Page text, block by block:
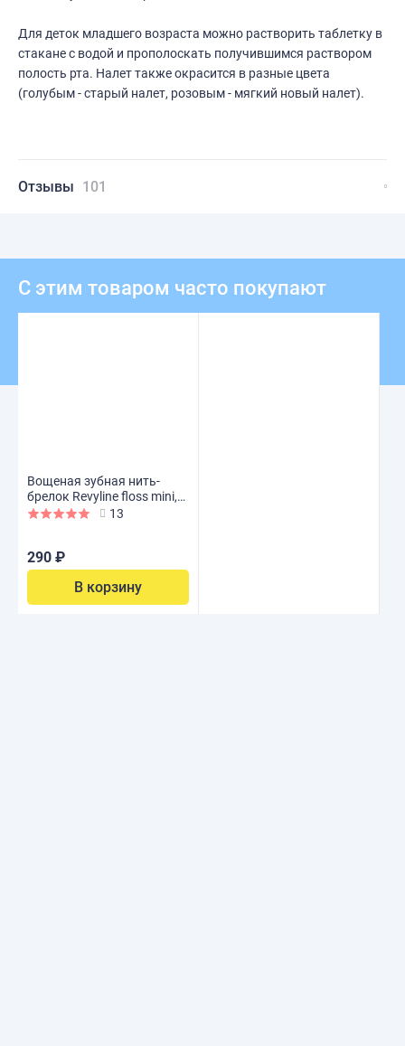
Для деток младшего возраста можно растворить таблетку в
стакане с водой и прополоскать получившимся раствором
полость рта. Налет также окрасится в разные цвета
(голубым - старый налет, розовым - мягкий новый налет).
Отзывы 101
С этим товаром часто покупают
Вощеная зубная нить-
брелок Revyline floss mini,
15 м
13
290 ₽
В корзину